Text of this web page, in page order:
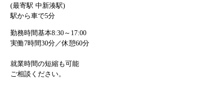
(最寄駅 中新湊駅)
駅から車で5分
勤務時間基本8:30～17:00
実働7時間30分／休憩60分
就業時間の短縮も可能
ご相談ください。